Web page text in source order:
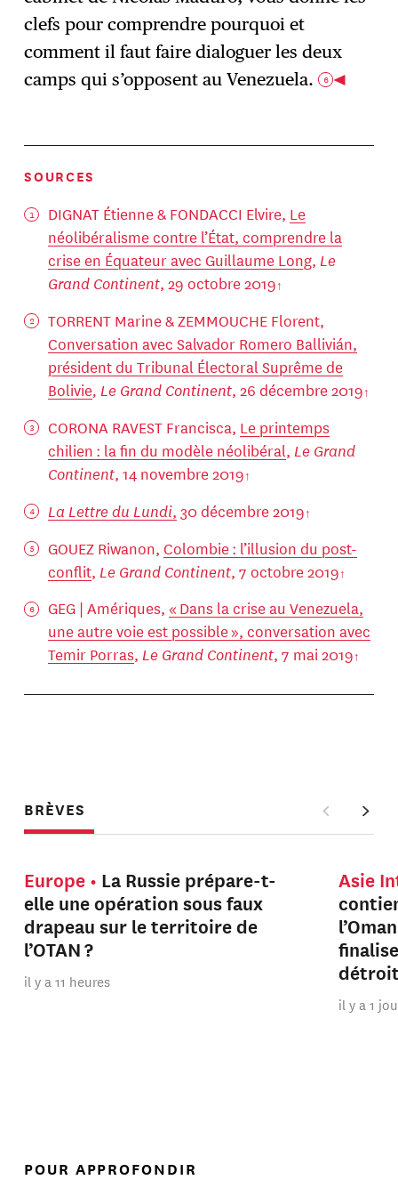
clefs pour comprendre pourquoi et
comment il faut faire dialoguer les deux
camps qui s’opposent au Venezuela. 6
SOURCES
DIGNAT Étienne & FONDACCI Elvire, Le
néolibéralisme contre l’État, comprendre la
crise en Équateur avec Guillaume Long, Le
Grand Continent, 29 octobre 2019
TORRENT Marine & ZEMMOUCHE Florent,
Conversation avec Salvador Romero Ballivián,
président du Tribunal Électoral Suprême de
Bolivie, Le Grand Continent, 26 décembre 2019
CORONA RAVEST Francisca, Le printemps
chilien : la fin du modèle néolibéral, Le Grand
Continent, 14 novembre 2019
La Lettre du Lundi, 30 décembre 2019
GOUEZ Riwanon, Colombie : l’illusion du post-
conflit, Le Grand Continent, 7 octobre 2019
GEG | Amériques, « Dans la crise au Venezuela,
une autre voie est possible », conversation avec
Temir Porras, Le Grand Continent, 7 mai 2019
BRÈVES
Europe
La Russie prépare-t-
elle une opération sous faux
drapeau sur le territoire de
l’OTAN ?
il y a 11 heures
Asie
il y a 1
POUR APPROFONDIR